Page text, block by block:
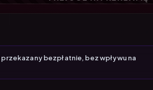
bezpłatnie, bez wpływu na